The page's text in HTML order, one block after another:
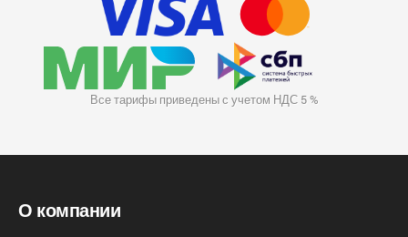
Все тарифы приведены с учетом НДС 5 %
О компании